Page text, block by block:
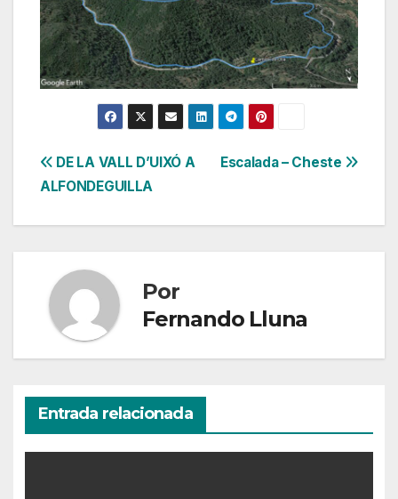
Navegación
Escalada – Cheste
DE LA VALL D’UIXÓ A
ALFONDEGUILLA
Por
Fernando Lluna
Entrada relacionada